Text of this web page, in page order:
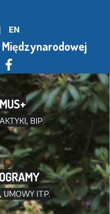
treści
EN
BIP
UMOWY ITP.